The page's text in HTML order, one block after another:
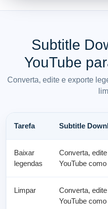
Subtitle
YouTube
Converta, edite e exporte
Tarefa Subtitle
Baixar
legendas
Converta,
YouTube
Limpar
Converta,
YouTube